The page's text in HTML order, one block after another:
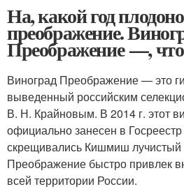
На, какой год
преображение.
Преображение —, что
Виноград Преображение — это
выведенный российским
В. Н. Крайновым. В 2014 г. этот
официально занесен в
скрещивались Кишмиш лучистый
Преображение быстро привлек
всей территории России.